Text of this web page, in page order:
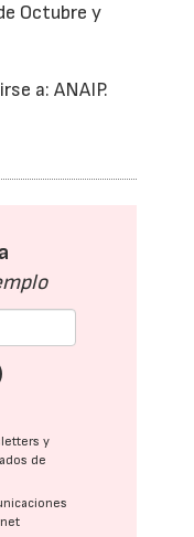
Octubre y
a: ANAIP.
y
de